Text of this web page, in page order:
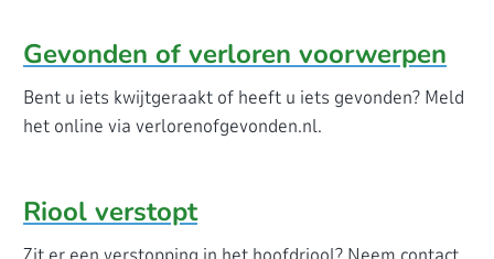
Gevonden of verloren voorwerpen
Bent u iets kwijtgeraakt of heeft u iets gevonden? Meld
het online via verlorenofgevonden.nl.
Riool verstopt